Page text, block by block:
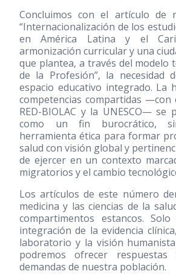
Concluimos con el artículo de
“Internacionalización de los
en América Latina y el
armonización curricular y una
que plantea, a través del modelo
de la Profesión”, la necesidad
espacio educativo integrado. La
competencias compartidas —con
RED-BIOLAC y la UNESCO— se
como un fin burocrático,
herramienta ética para formar
salud con visión global y
de ejercer en un contexto
migratorios y el cambio
Los artículos de este número
medicina y las ciencias de la
compartimentos estancos.
integración de la evidencia
laboratorio y la visión
podremos ofrecer
demandas de nuestra población.